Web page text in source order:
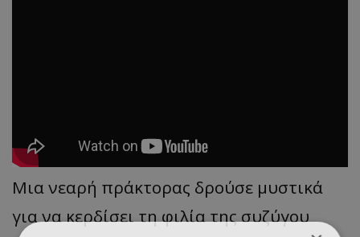
Μια νεαρή πράκτορας δρούσε μυστικά
για να κερδίσει τη φιλία της συζύγου